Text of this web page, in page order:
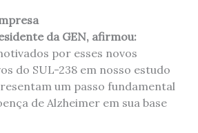
da GEN, afirmou:
por esses novos
do SUL-238 em nosso estudo
um passo fundamental
de Alzheimer em sua base